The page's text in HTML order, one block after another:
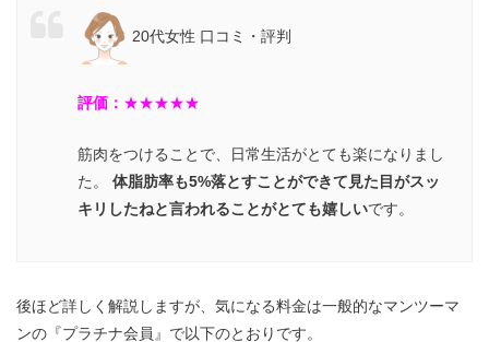
20代女性 口コミ・評判
評価： ★★★★★
筋肉をつけることで、日常生活がとても楽になりまし
た。 体脂肪率も5%落とすことができて見た目がスッ
キリしたねと言われることがとても嬉しいです。
後ほど詳しく解説しますが、気になる料金は一般的なマンツーマ
ンの『プラチナ会員』で以下のとおりです。